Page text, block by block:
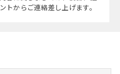
おわり
トからご連絡差し上げます。